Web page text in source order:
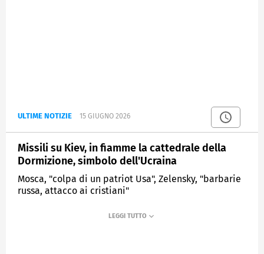
ULTIME NOTIZIE 15 GIUGNO 2026
Missili su Kiev, in fiamme la cattedrale della
Dormizione, simbolo dell'Ucraina
Mosca, "colpa di un patriot Usa", Zelensky, "barbarie
russa, attacco ai cristiani"